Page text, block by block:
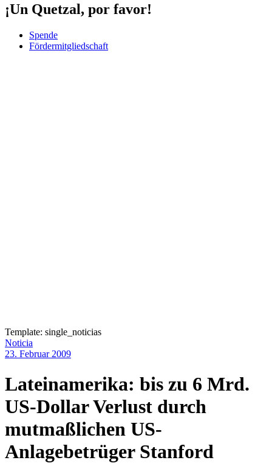
¡Un Quetzal, por favor!
Spende
Fördermitgliedschaft
Template: single_noticias
Noticia
23. Februar 2009
Lateinamerika: bis zu 6 Mrd.
US-Dollar Verlust durch
mutmaßlichen US-
Anlagebetrüger Stanford